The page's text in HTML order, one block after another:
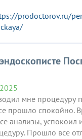
prodoctorov.ru/
мне процедуру
прошло спокойно.
анализы, успокоил
Прошло все